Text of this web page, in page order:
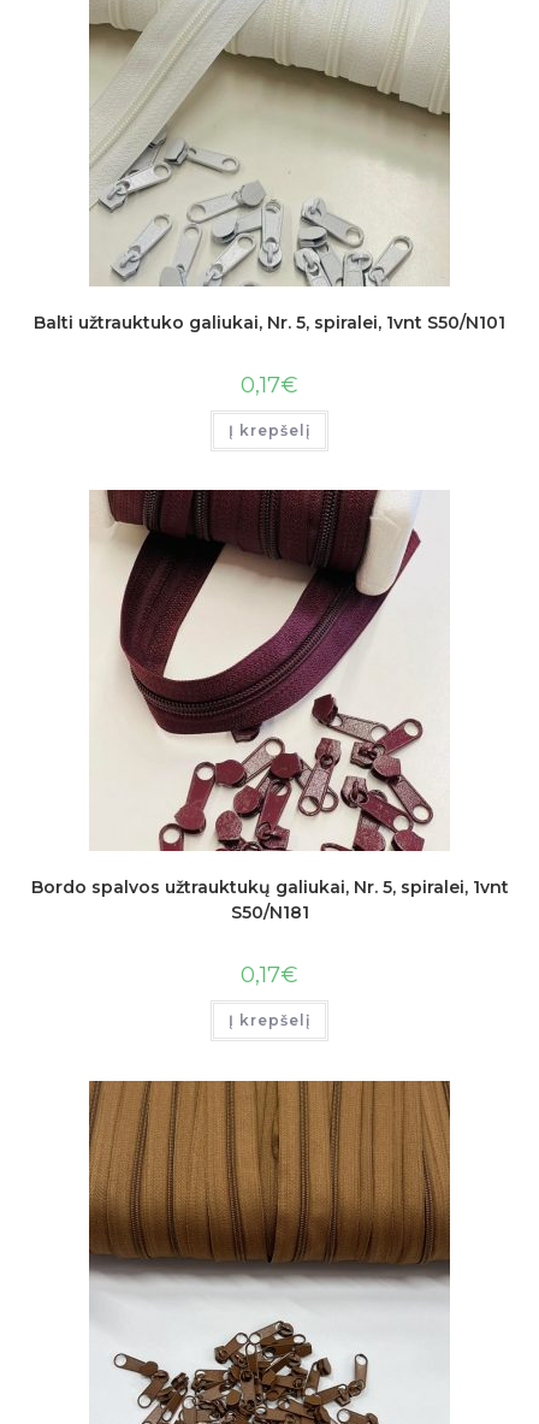
Balti užtrauktuko galiukai, Nr. 5, spiralei, 1vnt S50/N101
0,17€
Į krepšelį
Bordo spalvos užtrauktukų galiukai, Nr. 5, spiralei, 1vnt
S50/N181
0,17€
Į krepšelį